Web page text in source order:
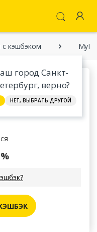
город Санкт-
верно?
НЕТ, ВЫБРАТЬ ДРУГОЙ
кэшбэком
%